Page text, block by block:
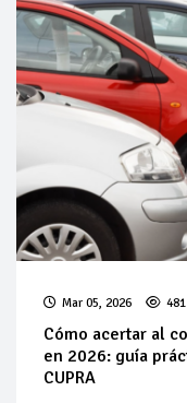
Mar 05, 2026 481
Cómo acertar al
en 2026: guía
CUPRA